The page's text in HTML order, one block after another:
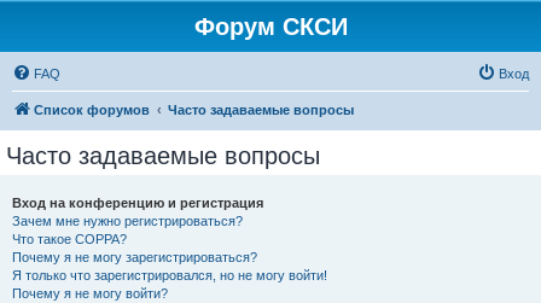
Форум СКСИ
FAQ Вход
Список форумов Часто задаваемые вопросы
Часто задаваемые вопросы
Вход на конференцию и регистрация
Зачем мне нужно регистрироваться?
Что такое COPPA?
Почему я не могу зарегистрироваться?
Я только что зарегистрировался, но не могу войти!
Почему я не могу войти?